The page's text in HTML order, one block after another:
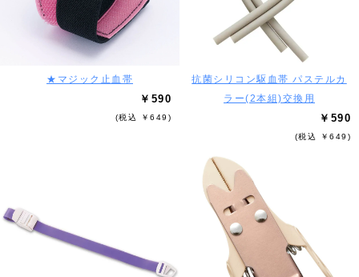
★マジック止血帯
￥590
(税込 ￥649)
抗菌シリコン駆血帯 パステルカ
ラー(2本組)交換用
￥590
(税込 ￥649)